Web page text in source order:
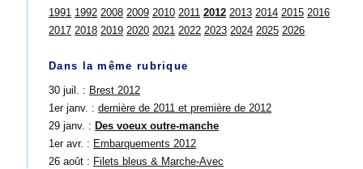
1991 1992 2008 2009 2010 2011 2012 2013 2014 2015 2016
2017 2018 2019 2020 2021 2022 2023 2024 2025 2026
Dans la même rubrique
30 juil. : Brest 2012
1er janv. : dernière de 2011 et première de 2012
29 janv. : Des voeux outre-manche
1er avr. : Embarquements 2012
26 août : Filets bleus & Marche-Avec